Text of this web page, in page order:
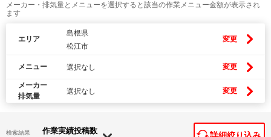
メーカー・排気量とメニューを選択すると該当の作業メニュー金額が表示され
ます
エリア
島根県
松江市
変更
メニュー 選択なし 変更
メーカー
排気量
選択なし 変更
検索結果